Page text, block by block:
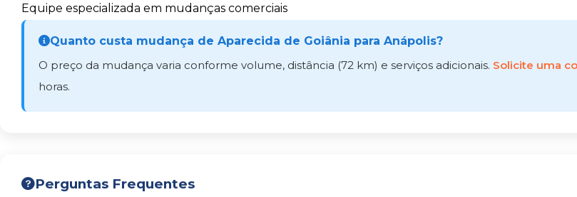
Equipe especializada em mudanças comerciais
Quanto custa mudança de Aparecida de Goiânia para Anápolis?
O preço da mudança varia conforme volume, distância (72 km) e serviços adicionais. Solicite uma
horas.
Perguntas Frequentes